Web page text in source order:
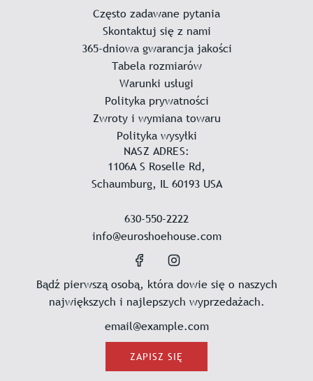
a
r
e
g
u
l
a
r
n
a
Często zadawane pytania
Skontaktuj się z nami
365-dniowa gwarancja jakości
Tabela rozmiarów
Warunki usługi
Polityka prywatności
Zwroty i wymiana towaru
Polityka wysyłki
NASZ ADRES:
1106A S Roselle Rd,
Schaumburg, IL 60193 USA
630-550-2222
info@euroshoehouse.com
Bądź pierwszą osobą, która dowie się o naszych
największych i najlepszych wyprzedażach.
ZAPISZ SIĘ